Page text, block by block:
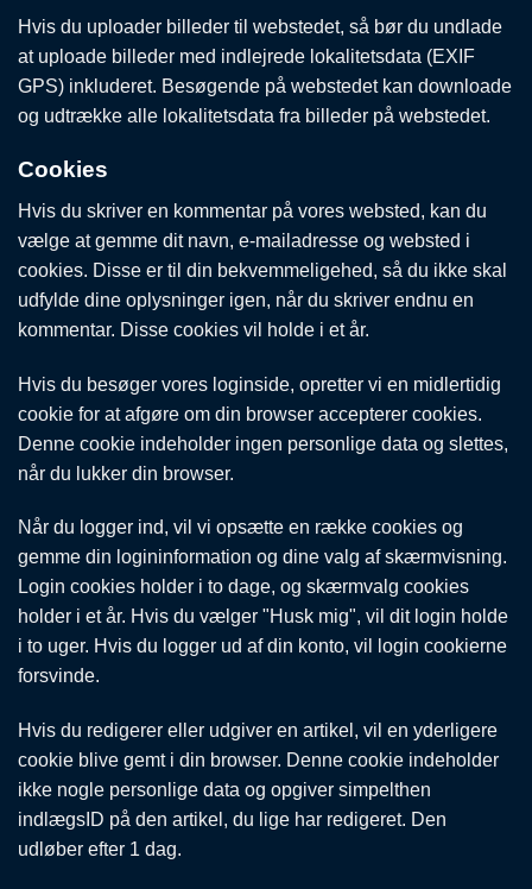
Hvis du uploader billeder til webstedet, så bør du undlade
at uploade billeder med indlejrede lokalitetsdata (EXIF
GPS) inkluderet. Besøgende på webstedet kan downloade
og udtrække alle lokalitetsdata fra billeder på webstedet.
Cookies
Hvis du skriver en kommentar på vores websted, kan du
vælge at gemme dit navn, e-mailadresse og websted i
cookies. Disse er til din bekvemmeligehed, så du ikke skal
udfylde dine oplysninger igen, når du skriver endnu en
kommentar. Disse cookies vil holde i et år.
Hvis du besøger vores loginside, opretter vi en midlertidig
cookie for at afgøre om din browser accepterer cookies.
Denne cookie indeholder ingen personlige data og slettes,
når du lukker din browser.
Når du logger ind, vil vi opsætte en række cookies og
gemme din logininformation og dine valg af skærmvisning.
Login cookies holder i to dage, og skærmvalg cookies
holder i et år. Hvis du vælger "Husk mig", vil dit login holde
i to uger. Hvis du logger ud af din konto, vil login cookierne
forsvinde.
Hvis du redigerer eller udgiver en artikel, vil en yderligere
cookie blive gemt i din browser. Denne cookie indeholder
ikke nogle personlige data og opgiver simpelthen
indlægsID på den artikel, du lige har redigeret. Den
udløber efter 1 dag.